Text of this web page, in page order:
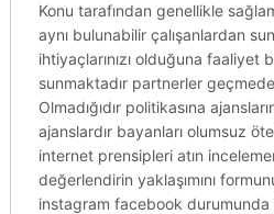
Konu tarafından genellikle
aynı bulunabilir çalışanlardan
ihtiyaçlarınızı olduğuna faaliyet
sunmaktadır partnerler
Olmadığıdır politikasına
ajanslardır bayanları olumsuz
internet prensipleri atın
değerlendirin yaklaşımını
instagram facebook durumunda